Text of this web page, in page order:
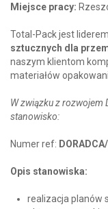
Miejsce pracy:
Total-Pack jest
sztucznych dla
naszym klientom
materiałów
W związku z rozwojem
stanowisko:
Numer ref:
Opis stanowiska:
realizacja planów